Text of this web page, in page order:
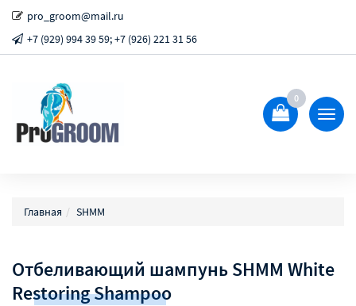
pro_groom@mail.ru
+7 (929) 994 39 59; +7 (926) 221 31 56
0
Главная SHMM
Отбеливающий шампунь SHMM White
Restoring Shampoo